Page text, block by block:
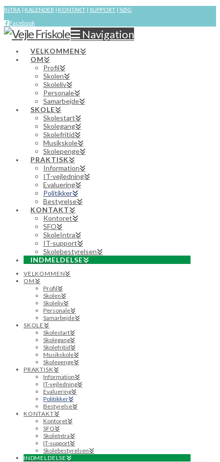
INTRA | KALENDER | KONTAKT | SUPPORT | SØG
Facebook
Navigation
VELKOMMEN
OM
Profil
Skolen
Skoleliv
Personale
Samarbejde
SKOLE
Skolestart
Skolegang
Skolefritid
Musikskole
Skolepenge
PRAKTISK
Information
IT-vejledning
Evaluering
Politikker
Bestyrelse
KONTAKT
Kontoret
SFO
SkoleIntra
IT-support
Skolebestyrelsen
INDMELDELSE
VELKOMMEN
OM
Profil
Skolen
Skoleliv
Personale
Samarbejde
SKOLE
Skolestart
Skolegang
Skolefritid
Musikskole
Skolepenge
PRAKTISK
Information
IT-vejledning
Evaluering
Politikker
Bestyrelse
KONTAKT
Kontoret
SFO
SkoleIntra
IT-support
Skolebestyrelsen
INDMELDELSE